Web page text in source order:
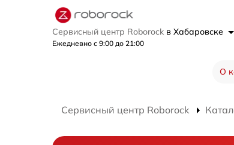
Сервисный центр Roborock в Хабаровске
Ежедневно с 9:00 до 21:00
О
Сервисный центр Roborock